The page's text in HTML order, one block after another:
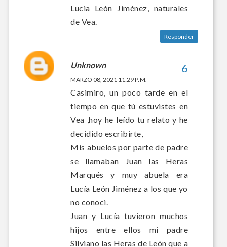
Lucia León Jiménez, naturales
de Vea.
Responder
Unknown
MARZO 08, 2021 11:29 P. M.
Casimiro, un poco tarde en el
tiempo en que tú estuvistes en
Vea ,hoy he leído tu relato y he
decidido escribirte,
Mis abuelos por parte de padre
se llamaban Juan las Heras
Marqués y muy abuela era
Lucía León Jiménez a los que yo
no conoci.
Juan y Lucía tuvieron muchos
hijos entre ellos mi padre
Silviano las Heras de León que a